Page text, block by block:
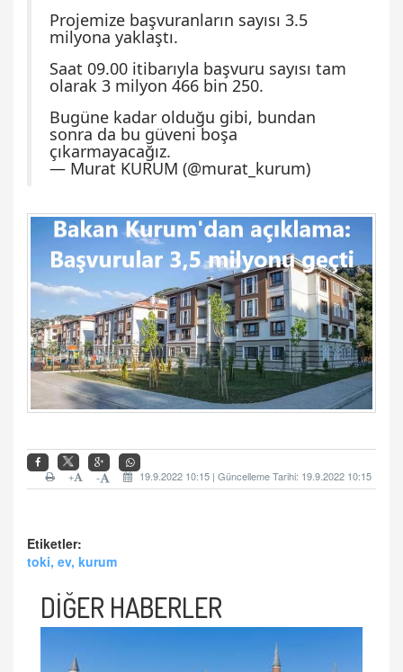
Projemize başvuranların sayısı 3.5
milyona yaklaştı.
Saat 09.00 itibarıyla başvuru sayısı tam
olarak 3 milyon 466 bin 250.
Bugüne kadar olduğu gibi, bundan
sonra da bu güveni boşa
çıkarmayacağız.
— Murat KURUM (@murat_kurum)
19.9.2022 10:15 | Güncelleme Tarihi: 19.9.2022 10:15
-
+
Etiketler:
toki, ev, kurum
DİĞER HABERLER